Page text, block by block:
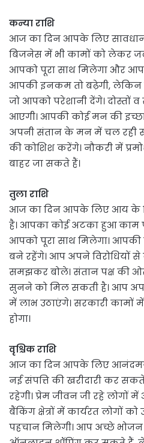
कन्या राशि
आज का दिन आपके लिए
बिजनेस में भी कामों को लेकर
आपको पूरा साथ मिलेगा और
आपकी इनकम तो बढ़ेगी, लेकिन
जो आपको परेशानी देंगे। दोस्तों
आएगी। आपकी कोई मन की
अपनी संतान के मन में चल रही
की कोशिश करेंगे। नौकरी में
बाहर जा सकते हैं।
तुला राशि
आज का दिन आपके लिए आय के
है। आपका कोई अटका हुआ काम
आपको पूरा साथ मिलेगा।
बने रहेंगे। आप अपने विरोधियों से
समझकर बोले। संतान पक्ष की
सुनने को मिल सकती है। आप
में लाभ उठाएंगे। सरकारी कामों
होगा।
वृश्चिक राशि
आज का दिन आपके लिए आनंदमय
नई संपत्ति की खरीदारी कर
रहेगी। प्रेम जीवन जी रहे लोगों
बैंकिंग क्षेत्रों में कार्यरत लोगों
पहचान मिलेगी। आप अच्छे